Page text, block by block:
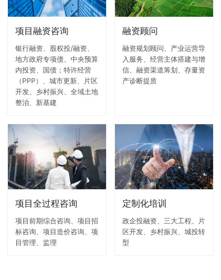
项目融资咨询
银行融资、股权投/融资、
地方政府专项债、中央预算
内投资、国债；特许经营
（PPP）、城市更新、片区
开发、乡村振兴、全域土地
整治、新基建
融资顾问
融资规划顾问、产业运营导
入服务、经营主体搭建与增
信、融资渠道筹划、存量资
产诊断提质
项目全过程咨询
项目前期综合咨询、项目招
标咨询、项目造价咨询、项
目管理、监理
定制化培训
政企投融资、三大工程、片
区开发、乡村振兴、城投转
型